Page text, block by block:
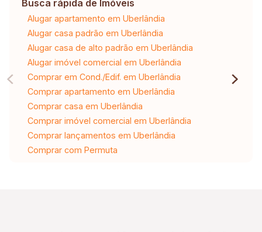
Busca rápida de Imóveis
Alugar apartamento em Uberlândia
Alugar casa padrão em Uberlândia
Alugar casa de alto padrão em Uberlândia
Alugar imóvel comercial em Uberlândia
Comprar em Cond./Edif. em Uberlândia
Comprar apartamento em Uberlândia
Comprar casa em Uberlândia
Comprar imóvel comercial em Uberlândia
Comprar lançamentos em Uberlândia
Comprar com Permuta